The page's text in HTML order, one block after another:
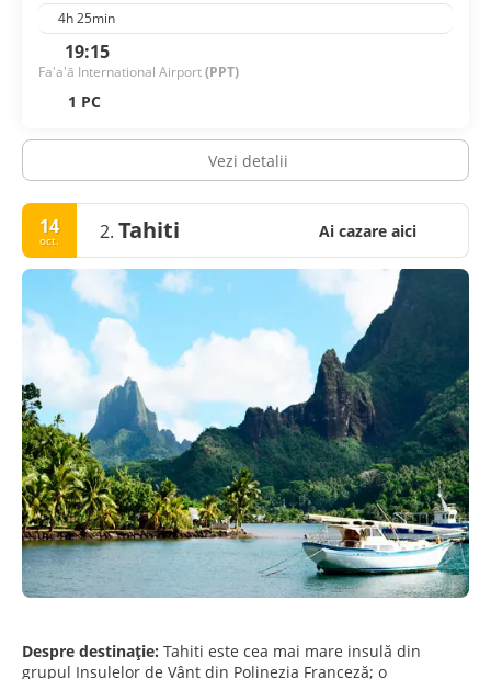
4h 25min
19:15
Fa'a'ā International Airport(PPT)
1 PC
Vezi detalii
14
oct. 2. Tahiti Ai cazare aici
Despre destinație: Tahiti este cea mai mare insulă din
grupul Insulelor de Vânt din Polinezia Franceză; o